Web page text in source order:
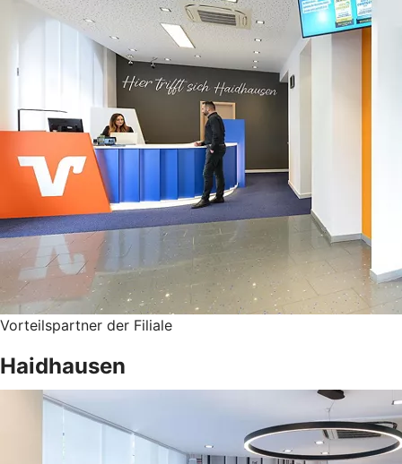
Vorteilspartner der Filiale
Haidhausen